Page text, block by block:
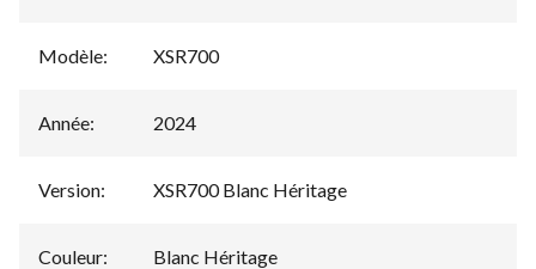
Modèle: XSR700
Année: 2024
Version: XSR700 Blanc Héritage
Couleur: Blanc Héritage